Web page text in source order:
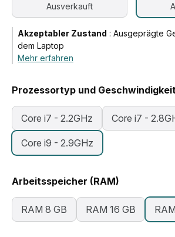
Ausverkauft
Akzeptabler Zustand : Ausgeprägte
dem Laptop
Mehr erfahren
Prozessortyp und Geschwindigkeit
Core i7 - 2.2GHz Core i7 -
Core i9 - 2.9GHz
Arbeitsspeicher (RAM)
RAM 8 GB RAM 16 GB